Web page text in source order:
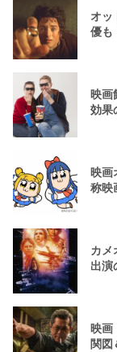
オッ
優も
映画
効果
映画
称映
カメ
出演
映画
関図